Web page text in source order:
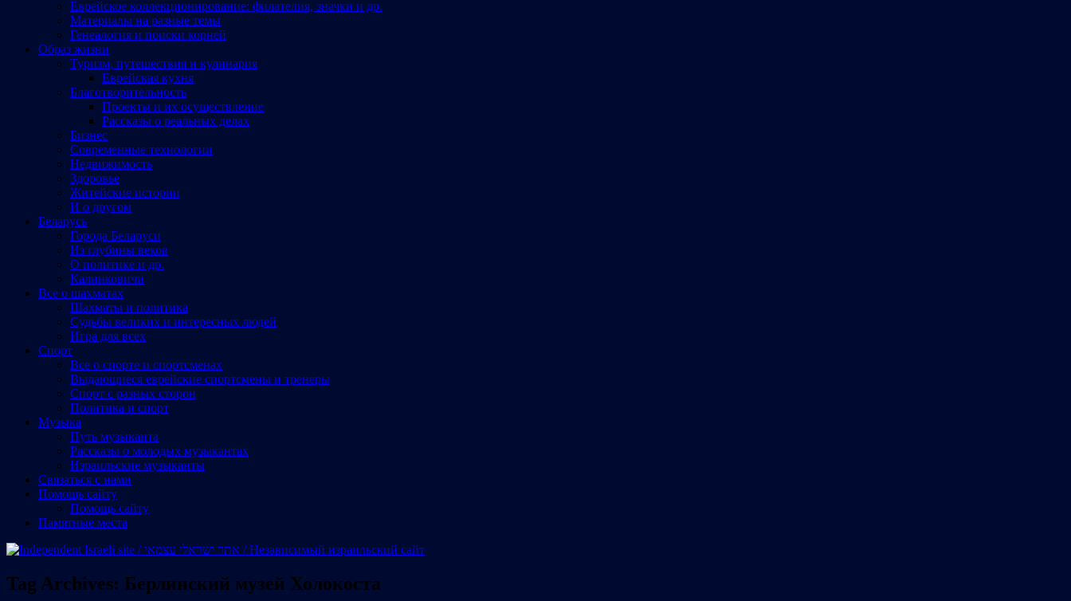
Еврейское коллекционирование: филателия, значки и др.
Материалы на разные темы
Генеалогия и поиски корней
Образ жизни
Туризм, путешествия и кулинария
Еврейская кухня
Благотворительность
Проекты и их осуществление
Рассказы о реальных делах
Бизнес
Современные технологии
Недвижимость
Здоровье
Житейские истории
И о другом
Беларусь
Города Беларуси
Из глубины веков
О политике и др.
Калинковичи
Все о шахматах
Шахматы и политика
Судьбы великих и интересных людей
Игра для всех
Спорт
Все о спорте и спортсменах
Выдающиеся еврейские спортсмены и тренеры
Спорт с разных сторон
Политика и спорт
Музыка
Путь музыканта
Рассказы о молодых музыкантах
Израильские музыканты
Cвязаться с нами
Помощь сайту
Помощь сайту
Памятные места
Tag Archives: Берлинский музей Холокоста